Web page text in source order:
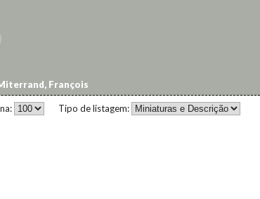
François
Tipo de listagem: